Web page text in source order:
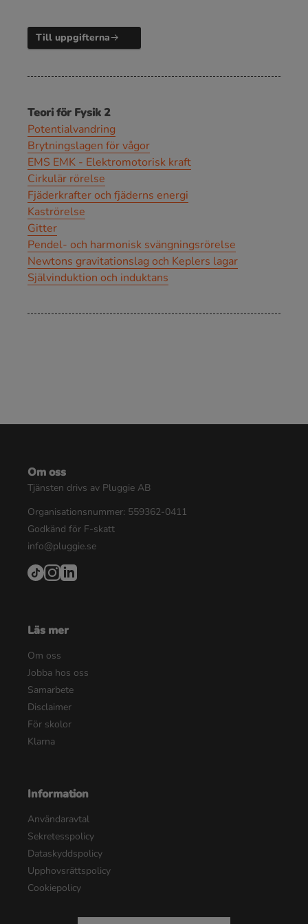
Till uppgifterna
Teori för Fysik 2
Potentialvandring
Brytningslagen för vågor
EMS EMK - Elektromotorisk kraft
Cirkulär rörelse
Fjäderkrafter och fjäderns energi
Kaströrelse
Gitter
Pendel- och harmonisk svängningsrörelse
Newtons gravitationslag och Keplers lagar
Självinduktion och induktans
Om oss
Tjänsten drivs av Pluggie AB
Organisationsnummer: 559362-0411
Godkänd för F-skatt
info@pluggie.se
Läs mer
Om oss
Jobba hos oss
Samarbete
Disclaimer
För skolor
Klarna
Information
Användaravtal
Sekretesspolicy
Dataskyddspolicy
Upphovsrättspolicy
Cookiepolicy